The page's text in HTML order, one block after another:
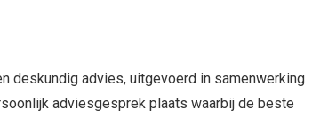
deskundig advies, uitgevoerd in samenwerking
adviesgesprek plaats waarbij de beste